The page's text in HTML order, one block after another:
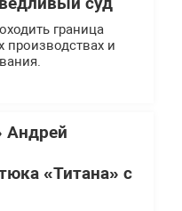
граница
и
Андрей
«Титана» с